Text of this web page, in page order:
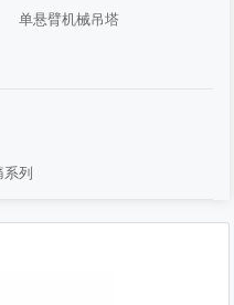
单悬臂机械吊塔
列